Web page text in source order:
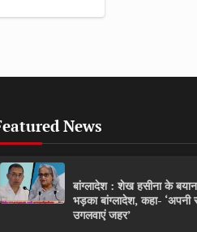
News
बांग्लादेश : शेख हसीना के
भड़का बांग्लादेश, कहा-
उगलवाएं जहर’